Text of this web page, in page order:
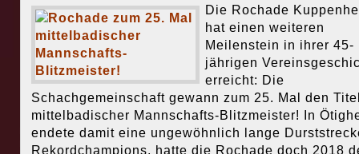
Die Rochade
hat einen weiteren
Meilenstein in ihrer 45-
jährigen
erreicht: Die
Schachgemeinschaft gewann zum 25. Mal den
mittelbadischer Mannschafts-Blitzmeister! In
endete damit eine ungewöhnlich lange
Rekordchampions, hatte die Rochade doch 2018